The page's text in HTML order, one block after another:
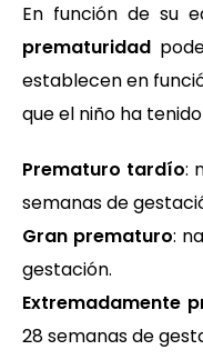
En función de su
prematuridad
establecen en
que el niño ha
Prematuro tardío:
semanas de
Gran prematuro:
gestación.
Extremadamente
28 semanas de